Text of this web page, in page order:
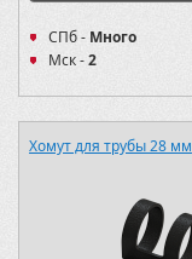
СПб - Много
Мск -2
Хомут для трубы 28 мм